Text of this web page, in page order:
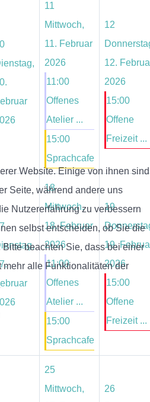
11
Mittwoch,
11. Februar
2026
11:00
Offenes
Atelier ...
15:00
Sprachcafe
12
12.
2026
15:00
Offene
Freizeit ...
18
Mittwoch,
18. Februar
2026
11:00
Offenes
Atelier ...
15:00
Sprachcafe
19
19.
2026
15:00
Offene
Freizeit ...
25
Mittwoch,
26
Website. Einige von ihnen sind
Seite, während andere uns
Nutzererfahrung zu verbessern
selbst entscheiden, ob Sie die
beachten Sie, dass bei einer
alle Funktionalitäten der